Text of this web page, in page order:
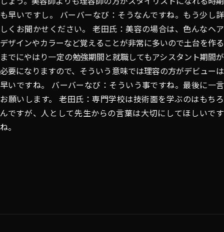
も早いですし。 バーバーなび：そうなんですね。もう少し詳
しくお聞かせください。 老田氏：美容の場合は、色んなヘア
デザインやカラーなど覚えることが非常に多いので土台を作る
までにやはり一定の勉強期間と就職してもアシスタント期間が
必要になりますので、そういう意味では理容の方がデビューは
早いですね。 バーバーなび：そういう事ですね。最後に一言
お願いします。 老田氏：専門学校は技術面を学ぶのはもちろ
んですが、人として先生からの言葉は大切にしてほしいです
ね。